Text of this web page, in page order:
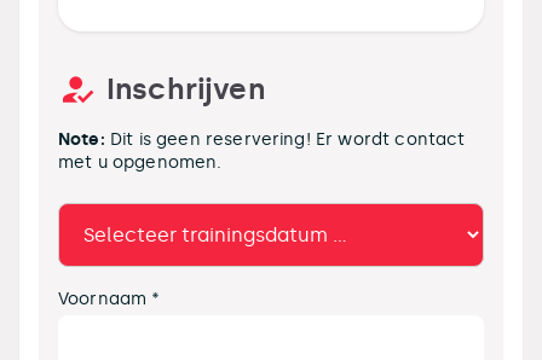
Inschrijven
Note: Dit is geen reservering! Er wordt contact
met u opgenomen.
Voornaam *